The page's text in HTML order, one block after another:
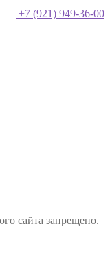
+7 (921) 949-36-00
сайта запрещено.